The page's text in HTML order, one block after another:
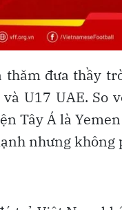
thăm đưa thầy
và U17 UAE.
Tây Á là
nhưng không